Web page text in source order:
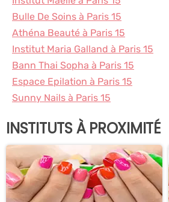
Bulle De Soins à Paris 15
Athéna Beauté à Paris 15
Institut Maria Galland à Paris 15
Bann Thai Sopha à Paris 15
Espace Epilation à Paris 15
Sunny Nails à Paris 15
INSTITUTS À PROXIMITÉ